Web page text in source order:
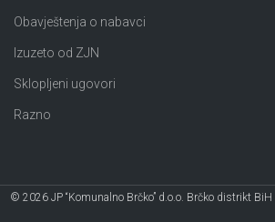
Obavještenja o nabavci
Izuzeto od ZJN
Sklopljeni ugovori
Razno
© 2026 JP “Komunalno Brčko” d.o.o. Brčko distrikt BiH |